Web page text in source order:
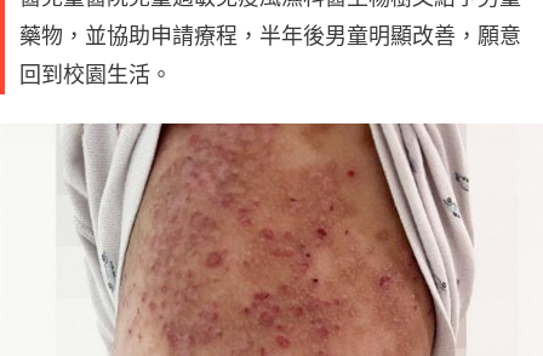
藥物，並協助申請療程，半年後男童明顯改善，願意
回到校園生活。